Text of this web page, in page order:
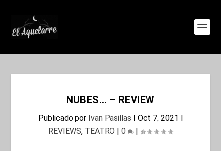
NUBES… – REVIEW
Publicado por Ivan Pasillas | Oct 7, 2021 |
REVIEWS, TEATRO | 0 |